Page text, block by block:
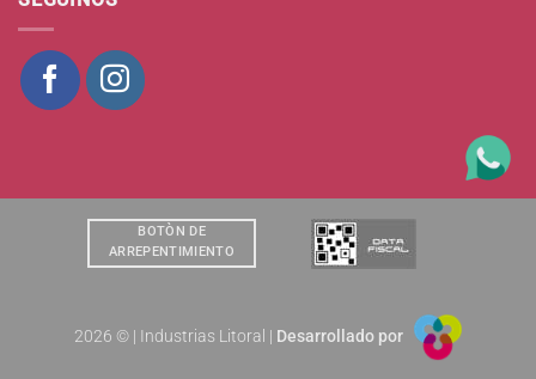
BOTÒN DE
ARREPENTIMIENTO
2026 © | Industrias Litoral | Desarrollado por